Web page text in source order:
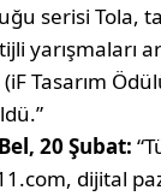
serisi Tola,
yarışmaları
Tasarım
20 Şubat:
dijital